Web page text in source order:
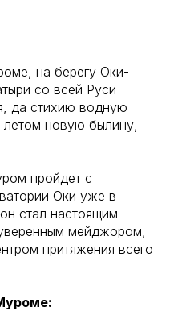
на берегу Оки-
со всей Руси
да стихию водную
новую былину,
пройдет с
Оки уже в
стал настоящим
мейджором,
притяжения всего